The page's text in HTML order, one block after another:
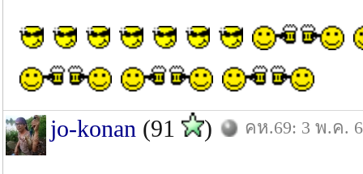
jo-konan (91 ) คห.69: 3 พ.ค.